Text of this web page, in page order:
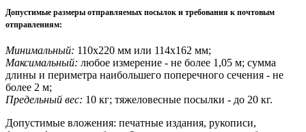
Допустимые размеры отправляемых посылок и требования к почтовым
отправлениям:
Минимальный: 110х220 мм или 114х162 мм;
Максимальный: любое измерение - не более 1,05 м; сумма
длины и периметра наибольшего поперечного сечения - не
более 2 м;
Предельный вес: 10 кг; тяжеловесные посылки - до 20 кг.
Допустимые вложения: печатные издания, рукописи,